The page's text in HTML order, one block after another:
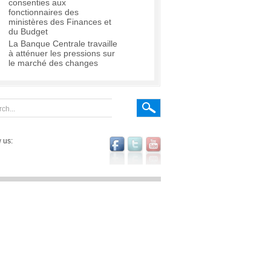
consenties aux
fonctionnaires des
ministères des Finances et
du Budget
La Banque Centrale travaille
à atténuer les pressions sur
le marché des changes
us: